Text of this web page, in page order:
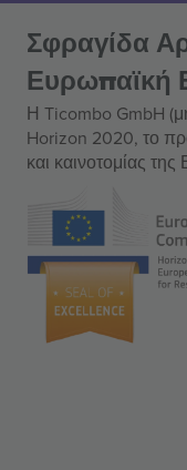
Σφραγίδα
Ευρωπαϊκή
Η Ticombo GmbH
Horizon 2020, το
και καινοτομίας